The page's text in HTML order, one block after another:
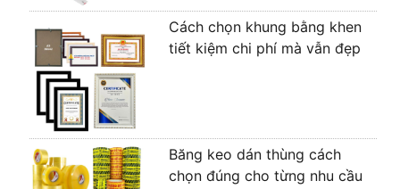
Cách chọn khung bằng khen
tiết kiệm chi phí mà vẫn đẹp
Băng keo dán thùng cách
chọn đúng cho từng nhu cầu